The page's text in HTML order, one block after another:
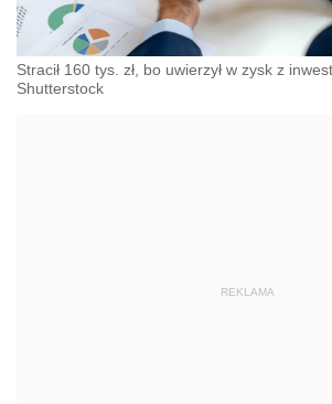
Stracił 160 tys. zł, bo uwierzył w zysk z
Shutterstock